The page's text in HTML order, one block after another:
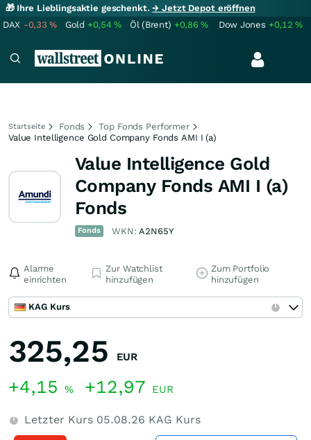
🎁 Ihre Lieblingsaktie geschenkt.→ Jetzt Depot eröffnen
DAX -0,33% Gold +0,54% Öl (Brent) +0,86% Dow Jones +0,12%
Startseite Fonds
Top Fonds Performer
Value Intelligence Gold Company Fonds AMI I (a)
Value Intelligence Gold
Company Fonds AMI I (a)
Fonds
Fonds WKN:A2N65Y
Alarme
einrichten
Zur Watchlist
hinzufügen
Zum Portfolio
hinzufügen
KAG Kurs
325,25 EUR
+4,15 % +12,97 EUR
Letzter Kurs 05.08.26 KAG Kurs